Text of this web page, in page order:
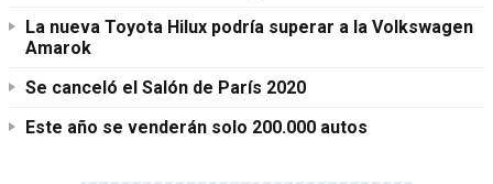
La nueva Toyota Hilux podría superar a la Volkswagen
Amarok
Se canceló el Salón de París 2020
Este año se venderán solo 200.000 autos